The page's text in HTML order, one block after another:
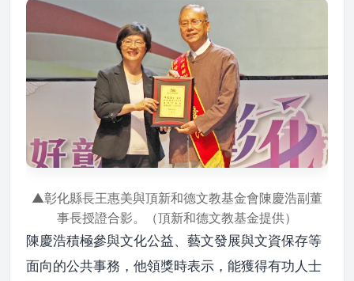
▲彰化縣長王惠美與頂新和德文教基金會陳慶浩副董
事長授證合影。（頂新和德文教基金提供）
陳慶浩積極參與文化公益、藝文發展與文資保存等
面向的公共事務，他領獎時表示，能獲得有功人士